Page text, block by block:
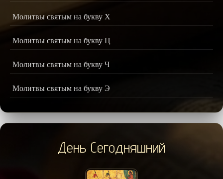
Молитвы святым на букву Х
Молитвы святым на букву Ц
Молитвы святым на букву Ч
Молитвы святым на букву Э
День Сегодняшний